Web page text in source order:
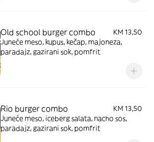
Old school burger combo
KM 13,50
Juneće meso, kupus, kečap, majoneza,
paradajz, gazirani sok, pomfrit
Rio burger combo
KM 13,50
Juneće meso, iceberg salata, nacho sos,
paradajz, gazirani sok, pomfrit